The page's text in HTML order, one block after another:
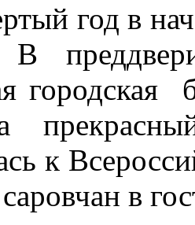
год в
городская
к
в